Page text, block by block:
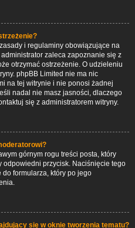
i regulaminy obowiązujące na
zaleca zapoznanie się z
otrzymać ostrzeżenie. O udzieleniu
phpBB Limited nie ma nic
na tej witrynie i nie ponosi żadnej
nadal nie masz jasności, dlaczego
się z administratorem witryny.
górnym rogu treści posta, który
odpowiedni przycisk. Naciśnięcie tego
formularza, który po jego
się w oknie tworzenia tematu?